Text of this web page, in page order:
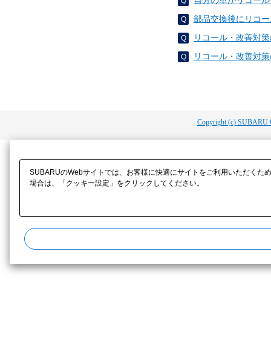
部品交換後にリコ
リコール・改善対
リコール・改善対
Copyright (c) SUBARU
SUBARUのWebサイトでは、お客様に快適にサイトをご利用いただく
場合は、「クッキー設定」をクリックしてください。​